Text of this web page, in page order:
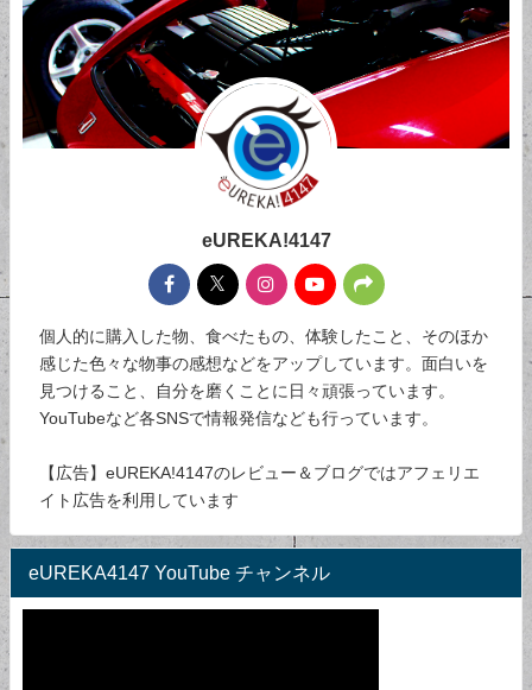
eUREKA!4147
個人的に購入した物、食べたもの、体験したこと、そのほか
感じた色々な物事の感想などをアップしています。面白いを
見つけること、自分を磨くことに日々頑張っています。
YouTubeなど各SNSで情報発信なども行っています。
【広告】eUREKA!4147のレビュー＆ブログではアフェリエ
イト広告を利用しています
eUREKA4147 YouTube チャンネル